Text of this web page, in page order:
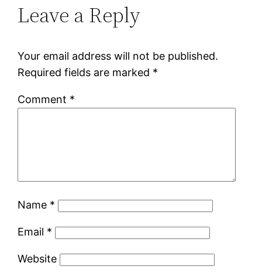
Leave a Reply
Your email address will not be published.
Required fields are marked *
Comment *
Name *
Email *
Website